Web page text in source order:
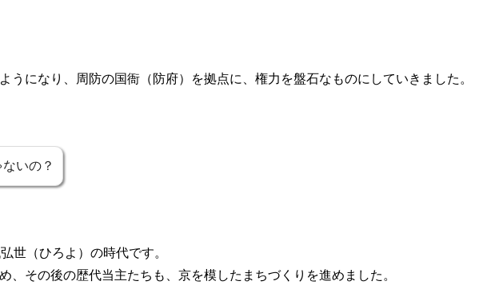
うになり、周防の国衙（防府）を拠点に、権力を盤石なものにしていきました。
いの？
世（ひろよ）の時代です。
、その後の歴代当主たちも、京を模したまちづくりを進めました。